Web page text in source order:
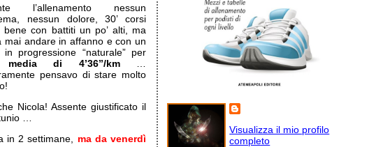
l’allenamento nessun
nessun dolore, 30’ corsi
bene con battiti un po’ alti, ma
mai andare in affanno e con un
in progressione “naturale” per
media di 4’36”/km…
pensavo di stare molto
Nicola! Assente giustificato il
…
in 2 settimane, ma da venerdì
Visualizza il mio profilo
completo